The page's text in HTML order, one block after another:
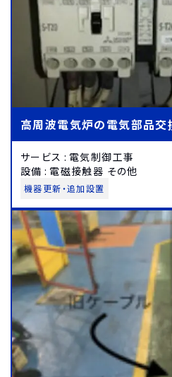
高周波電気炉の電気部品交
サービス : 電気制御工事
設備 : 電磁接触器 その他
機器更新・追加設置